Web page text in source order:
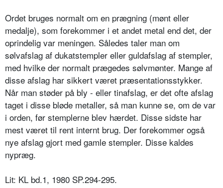
Ordet bruges normalt om en prægning (mønt eller
medalje), som forekommer i et andet metal end det, der
oprindelig var meningen. Således taler man om
sølvafslag af dukatstempler eller guldafslag af stempler,
med hvilke der normalt prægedes sølvmønter. Mange af
disse afslag har sikkert været præsentationsstykker.
Når man støder på bly - eller tinafslag, er det ofte afslag
taget i disse bløde metaller, så man kunne se, om de var
i orden, før stemplerne blev hærdet. Disse sidste har
mest været til rent internt brug. Der forekommer også
nye afslag gjort med gamle stempler. Disse kaldes
nypræg.
Lit: KL bd.1, 1980 SP.294-295.